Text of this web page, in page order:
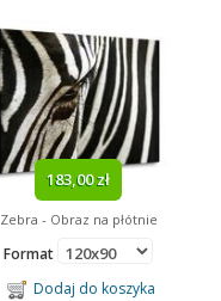
183,00 zł
Zebra - Obraz na płótnie
Format
Dodaj do koszyka